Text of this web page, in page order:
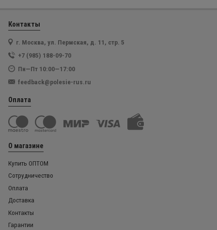
Контакты
г. Москва, ул. Пермская, д. 11, стр. 5
+7 (985) 188-09-70
Пн—Пт 10:00—17:00
feedback@polesie-rus.ru
Оплата
О магазине
Купить ОПТОМ
Сотрудничество
Оплата
Доставка
Контакты
Гарантии